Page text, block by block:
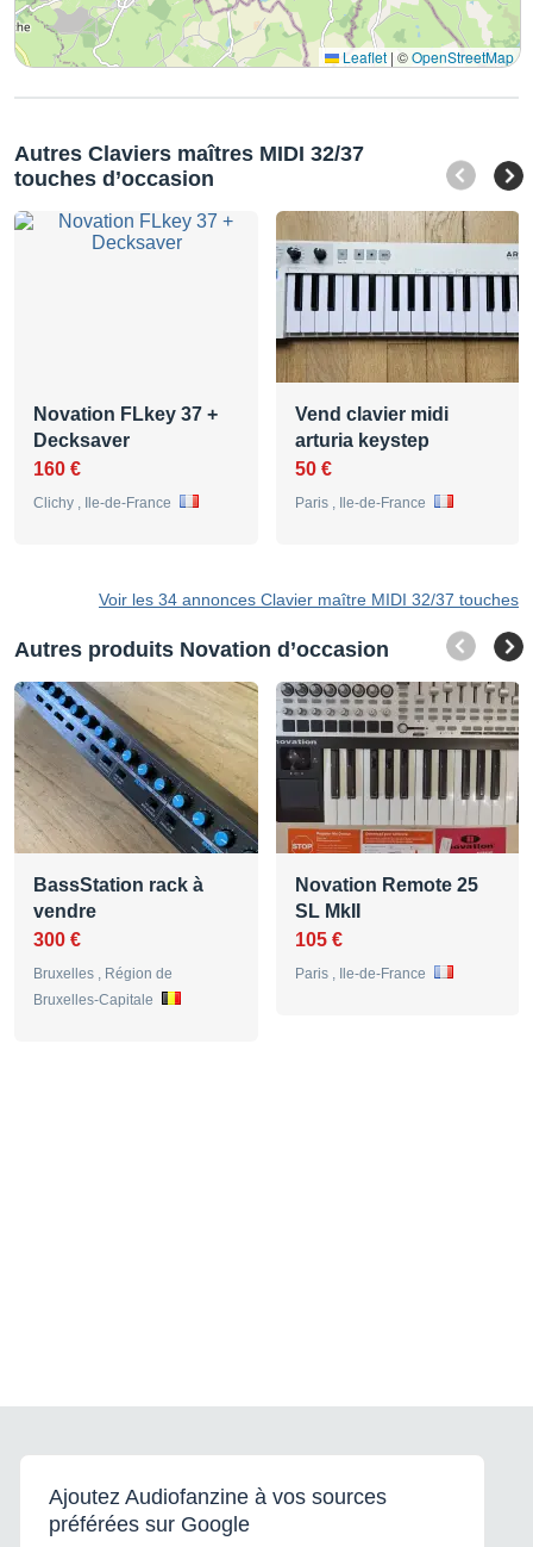
Leaflet | ©OpenStreetMap
Autres Claviers maîtres MIDI 32/37
touches d’occasion
Novation FLkey 37 +
Decksaver
160 €
Clichy , Ile-de-France
Vend clavier midi
arturia keystep
50 €
Paris , Ile-de-France
Voir les 34 annonces Clavier maître MIDI 32/37 touches
Autres produits Novation d’occasion
BassStation rack à
vendre
300 €
Bruxelles , Région de
Bruxelles-Capitale
Novation Remote 25
SL MkII
105 €
Paris , Ile-de-France
Ajoutez Audiofanzine à vos sources
préférées sur Google